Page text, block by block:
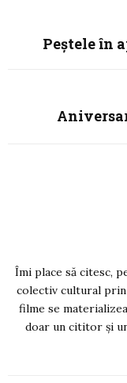
Peştele în
Îmi place să citesc,
colectiv cultural prin
filme se
doar un cititor și